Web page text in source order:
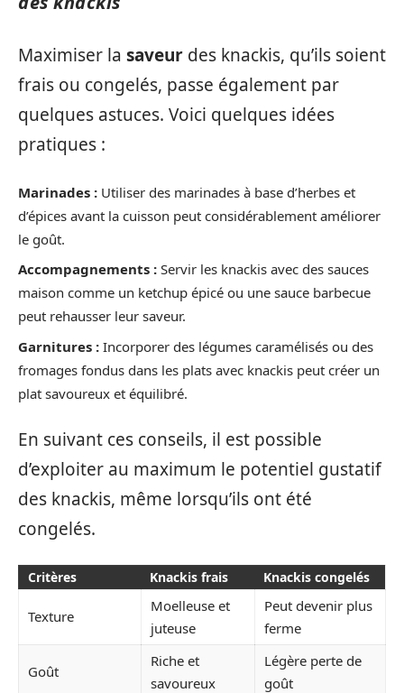
Maximiser la saveur des knackis, qu’ils soient
frais ou congelés, passe également par
quelques astuces. Voici quelques idées
pratiques :
Marinades : Utiliser des marinades à base d’herbes et
d’épices avant la cuisson peut considérablement améliorer
le goût.
Accompagnements : Servir les knackis avec des sauces
maison comme un ketchup épicé ou une sauce barbecue
peut rehausser leur saveur.
Garnitures : Incorporer des légumes caramélisés ou des
fromages fondus dans les plats avec knackis peut créer un
plat savoureux et équilibré.
En suivant ces conseils, il est possible
d’exploiter au maximum le potentiel gustatif
des knackis, même lorsqu’ils ont été
congelés.
Critères Knackis frais Knackis congelés
Texture
Moelleuse et
juteuse
Peut devenir plus
ferme
Goût
Riche et
savoureux
Légère perte de
goût